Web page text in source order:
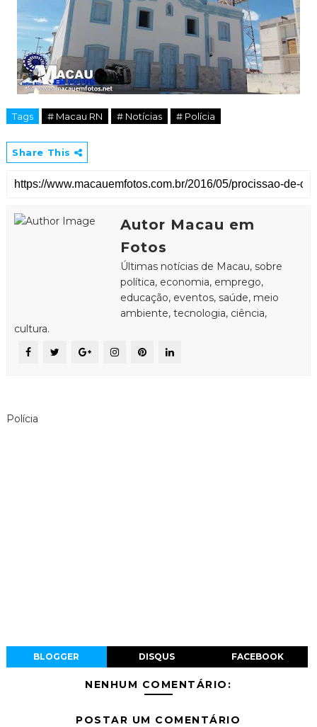
Tags # Macau RN # Notícias # Polícia
Share This
Autor Macau em
Fotos
Últimas notícias de Macau, sobre
política, economia, emprego,
educação, eventos, saúde, meio
ambiente, tecnologia, ciência,
cultura.
Polícia
BLOGGER DISQUS FACEBOOK
NENHUM COMENTÁRIO:
POSTAR UM COMENTÁRIO